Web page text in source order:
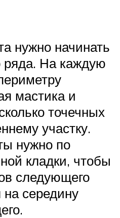
нужно начинать
ряда. На каждую
мастика и
точечных
участку.
нужно по
кладки, чтобы
следующего
середину